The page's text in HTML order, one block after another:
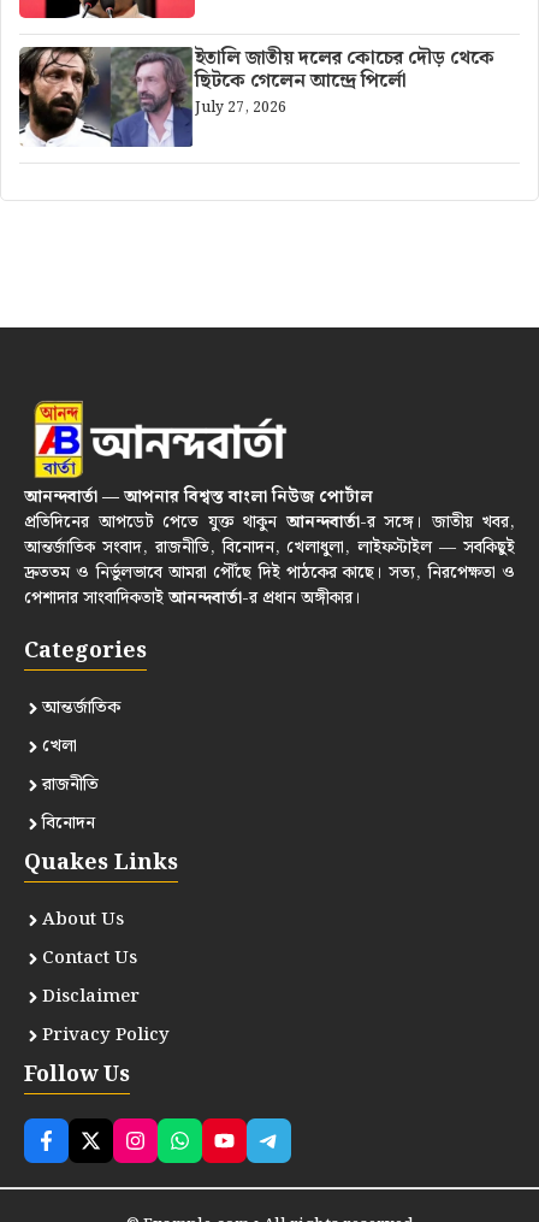
ইতালি জাতীয় দলের কোচের দৌড় থেকে
ছিটকে গেলেন আন্দ্রে পির্লো
July 27, 2026
আনন্দবার্তা — আপনার বিশ্বস্ত বাংলা নিউজ পোর্টাল
প্রতিদিনের আপডেট পেতে যুক্ত থাকুনআনন্দবার্তা-র সঙ্গে। জাতীয় খবর,
আন্তর্জাতিক সংবাদ, রাজনীতি, বিনোদন, খেলাধুলা, লাইফস্টাইল — সবকিছুই
দ্রুততম ও নির্ভুলভাবে আমরা পৌঁছে দিই পাঠকের কাছে। সত্য, নিরপেক্ষতা ও
পেশাদার সাংবাদিকতাইআনন্দবার্তা-র প্রধান অঙ্গীকার।
Categories
আন্তর্জাতিক
খেলা
রাজনীতি
বিনোদন
Quakes Links
About Us
Contact Us
Disclaimer
Privacy Policy
Follow Us